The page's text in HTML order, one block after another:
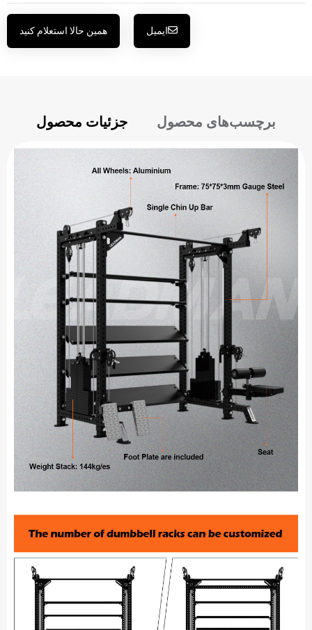
همین حالا استعلام کنید ایمیل
جزئیات محصول برچسب‌های محصول